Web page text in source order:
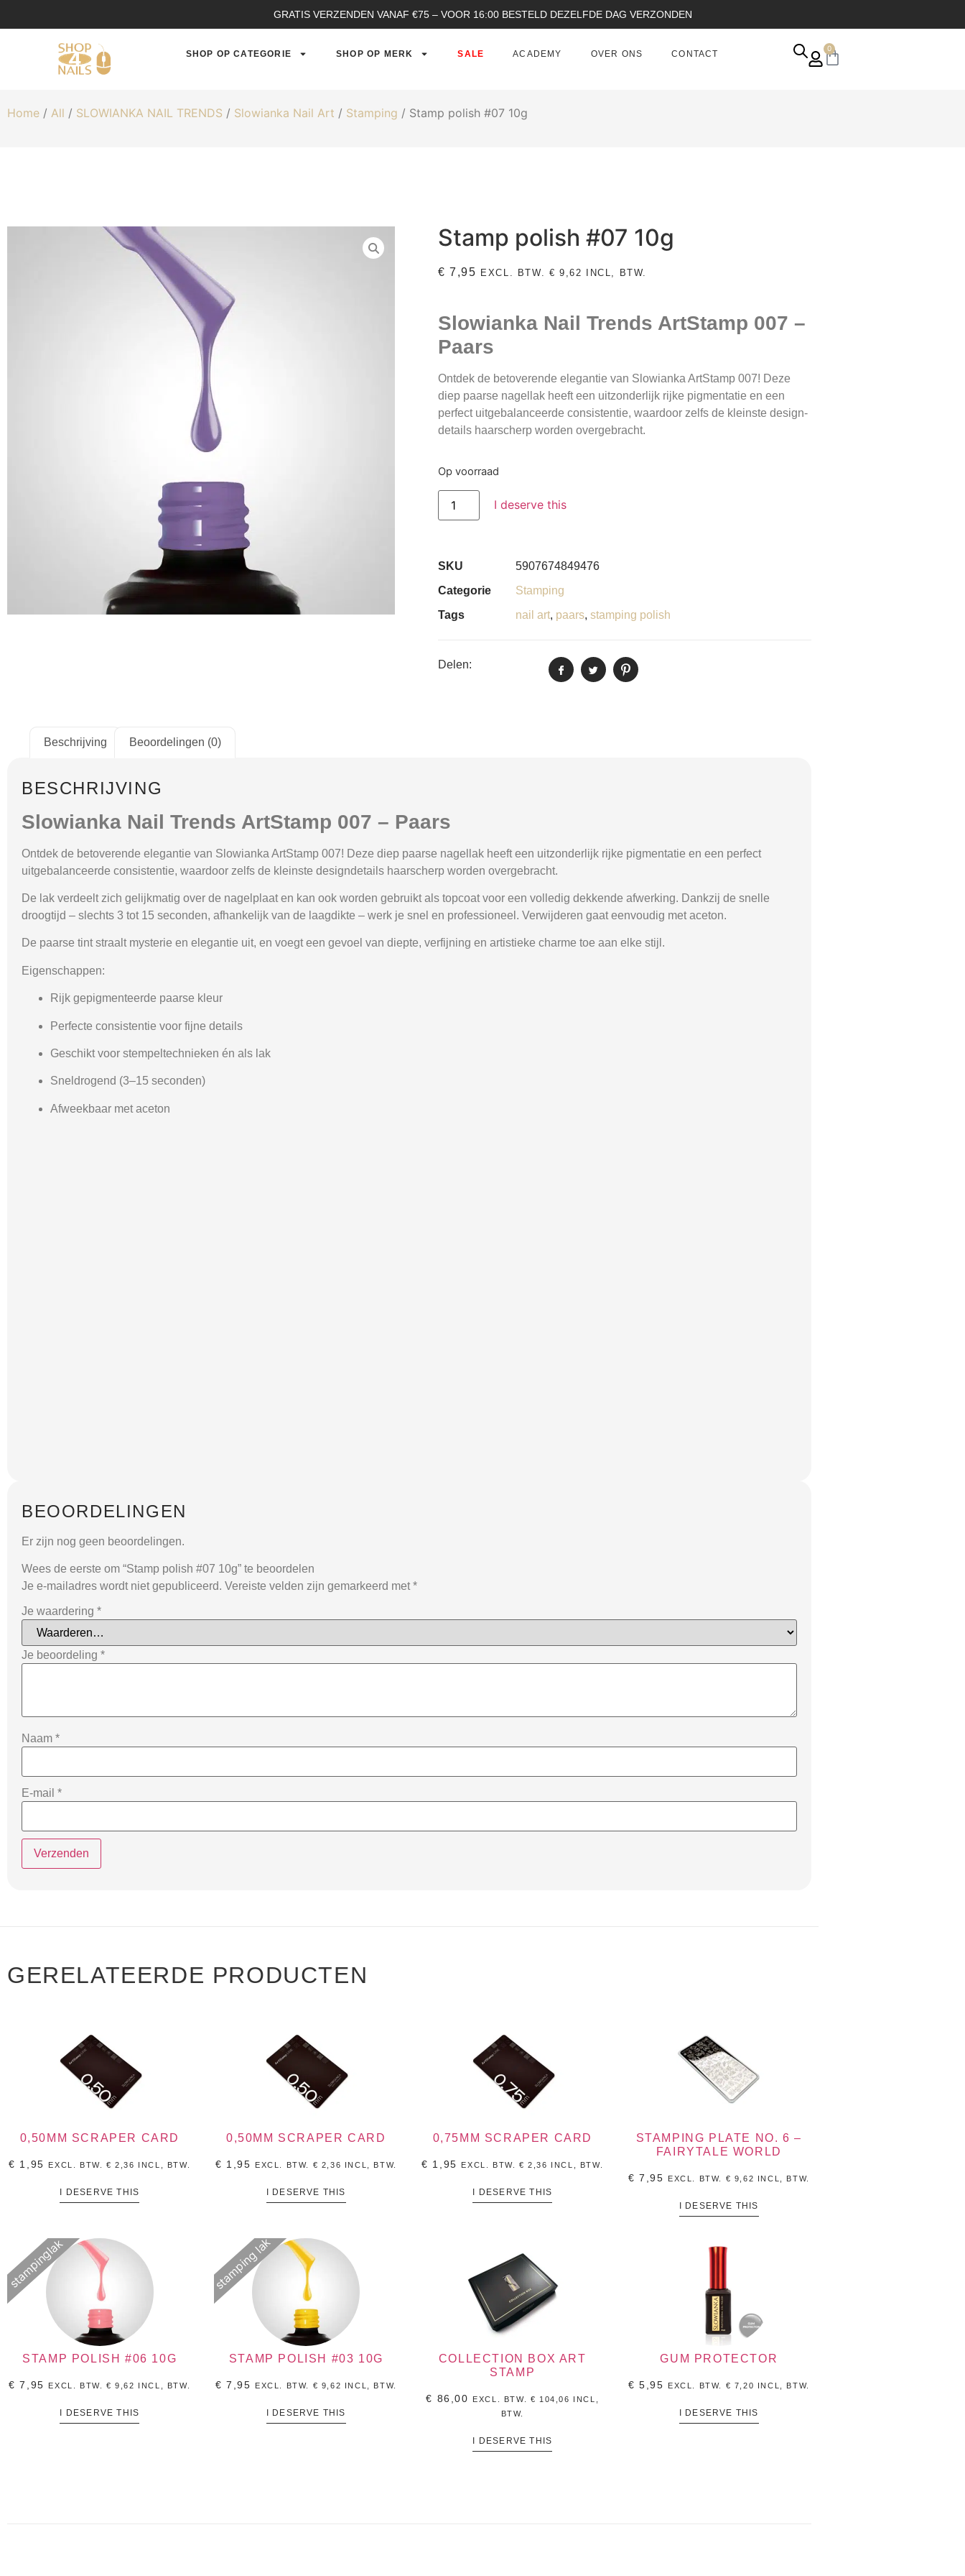
GRATIS VERZENDEN VANAF €75 – VOOR 16:00 BESTELD DEZELFDE DAG VERZONDEN
SHOP OP CATEGORIE SHOP OP MERK SALE ACADEMY OVER ONS CONTACT
0
Home / All / SLOWIANKA NAIL TRENDS / Slowianka Nail Art / Stamping / Stamp polish #07 10g
Stamp polish #07 10g
€ 7,95 EXCL. BTW. € 9,62 INCL, BTW.
Slowianka Nail Trends ArtStamp 007 –
Paars
Ontdek de betoverende elegantie van Slowianka ArtStamp 007! Deze
diep paarse nagellak heeft een uitzonderlijk rijke pigmentatie en een
perfect uitgebalanceerde consistentie, waardoor zelfs de kleinste design­
details haarscherp worden overgebracht.
Op voorraad
I deserve this
SKU
5907674849476
Categorie
Stamping
Tags
nail art, paars, stamping polish
Delen:
Beschrijving Beoordelingen (0)
BESCHRIJVING
Slowianka Nail Trends ArtStamp 007 – Paars
Ontdek de betoverende elegantie van Slowianka ArtStamp 007! Deze diep paarse nagellak heeft een uitzonderlijk rijke pigmentatie en een perfect
uitgebalanceerde consistentie, waardoor zelfs de kleinste design­details haarscherp worden overgebracht.
De lak verdeelt zich gelijkmatig over de nagelplaat en kan ook worden gebruikt als topcoat voor een volledig dekkende afwerking. Dankzij de snelle
droogtijd – slechts 3 tot 15 seconden, afhankelijk van de laagdikte – werk je snel en professioneel. Verwijderen gaat eenvoudig met aceton.
De paarse tint straalt mysterie en elegantie uit, en voegt een gevoel van diepte, verfijning en artistieke charme toe aan elke stijl.
Eigenschappen:
Rijk gepigmenteerde paarse kleur
Perfecte consistentie voor fijne details
Geschikt voor stempeltechnieken én als lak
Sneldrogend (3–15 seconden)
Afweekbaar met aceton
BEOORDELINGEN
Er zijn nog geen beoordelingen.
Wees de eerste om “Stamp polish #07 10g” te beoordelen
Je e-mailadres wordt niet gepubliceerd. Vereiste velden zijn gemarkeerd met *
Je waardering *
Je beoordeling *
Naam *
E-mail *
GERELATEERDE PRODUCTEN
0,50MM SCRAPER CARD
€ 1,95 EXCL. BTW.€ 2,36 INCL, BTW.
I DESERVE THIS
0,50MM SCRAPER CARD
€ 1,95 EXCL. BTW. € 2,36 INCL, BTW.
I DESERVE THIS
0,75MM SCRAPER CARD
€ 1,95 EXCL. BTW.€ 2,36 INCL, BTW.
I DESERVE THIS
STAMPING PLATE NO. 6 –
FAIRYTALE WORLD
€ 7,95 EXCL. BTW. € 9,62 INCL, BTW.
I DESERVE THIS
stampinglak
STAMP POLISH #06 10G
€ 7,95 EXCL. BTW.€ 9,62 INCL, BTW.
I DESERVE THIS
stamping lak
STAMP POLISH #03 10G
€ 7,95 EXCL. BTW. € 9,62 INCL, BTW.
I DESERVE THIS
COLLECTION BOX ART
STAMP
€ 86,00 EXCL. BTW. € 104,06 INCL,
BTW.
I DESERVE THIS
GUM PROTECTOR
€ 5,95 EXCL. BTW. € 7,20 INCL, BTW.
I DESERVE THIS